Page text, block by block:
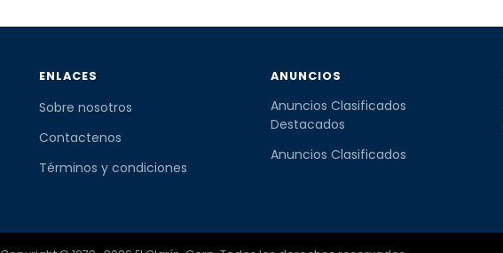
ENLACES
Sobre nosotros
Contactenos
Términos y condiciones
ANUNCIOS
Anuncios Clasificados
Destacados
Anuncios Clasificados